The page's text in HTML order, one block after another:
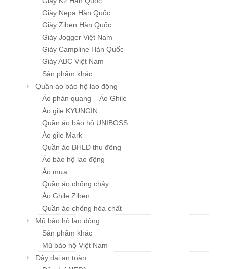
Giày Nepa Hàn Quốc
Giày Ziben Hàn Quốc
Giày Jogger Việt Nam
Giày Campline Hàn Quốc
Giày ABC Việt Nam
Sản phẩm khác
Quần áo bảo hộ lao động
Áo phản quang – Áo Ghile
Áo gile KYUNGIN
Quần áo bảo hộ UNIBOSS
Áo gile Mark
Quần áo BHLĐ thu đông
Áo bảo hộ lao động
Áo mưa
Quần áo chống cháy
Áo Ghile Ziben
Quần áo chống hóa chất
Mũ bảo hộ lao động
Sản phẩm khác
Mũ bảo hộ Việt Nam
Dây đai an toàn